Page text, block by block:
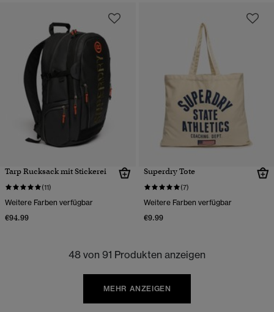
Tarp Rucksack mit Stickerei
(11)
Weitere Farben verfügbar
€94.99
Superdry Tote
(7)
Weitere Farben verfügbar
€9.99
48 von 91 Produkten anzeigen
MEHR ANZEIGEN